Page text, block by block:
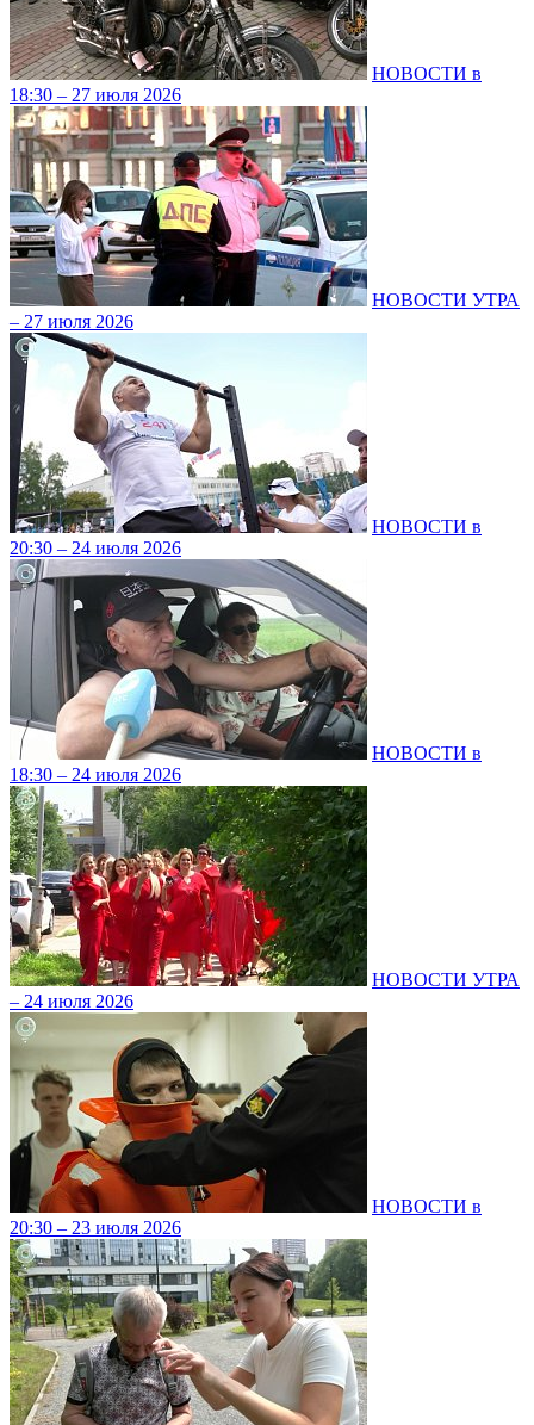
НОВОСТИ в
18:30 – 27 июля 2026
НОВОСТИ УТРА
– 27 июля 2026
НОВОСТИ в
20:30 – 24 июля 2026
НОВОСТИ в
18:30 – 24 июля 2026
НОВОСТИ УТРА
– 24 июля 2026
НОВОСТИ в
20:30 – 23 июля 2026